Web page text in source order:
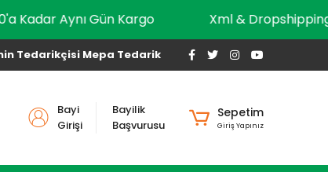
10.00'a Kadar Aynı Gün Kargo Xml &
Tedarikçisi Mepa Tedarik
Bayi
Girişi
Bayilik
Başvurusu
Sepetim
Giriş Yapınız